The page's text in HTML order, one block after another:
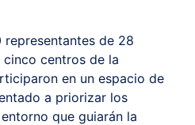
de 28
cinco centros de la
en un espacio de
a priorizar los
que guiarán la